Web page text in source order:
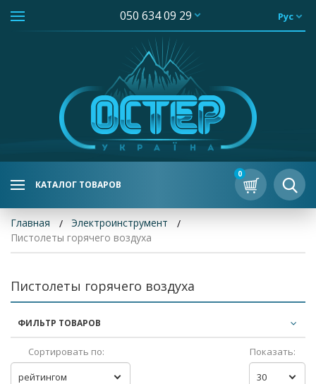
050 634 09 29 Рус
КАТАЛОГ ТОВАРОВ
0
Главная
Электроинструмент
Пистолеты горячего воздуха
ФИЛЬТР ТОВАРОВ
Пистолеты горячего воздуха
Сортировать по:
рейтингом
Показать:
30